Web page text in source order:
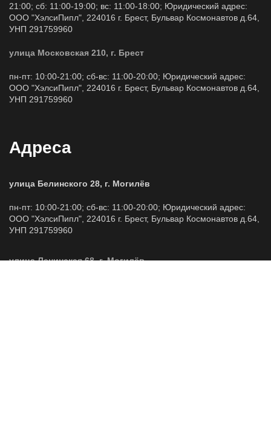
21:00; сб: 11:00-19:00; вс: 11:00-18:00; Юридический адрес:
ООО "ХэлсиПипл", 224016 г. Брест, Бульвар Космонавтов д.64,
УНП 291759960
улица Московская 210, г. Брест
пн-пт: 10:00-21:00; сб-вс: 11:00-20:00; Юридический адрес:
ООО "ХэлсиПипл", 224016 г. Брест, Бульвар Космонавтов д.64,
УНП 291759960
Адреса
улица Белинского 28, г. Могилёв
пн-пт: 10:00-21:00; сб-вс: 11:00-20:00; Юридический адрес:
ООО "ХэлсиПипл", 224016 г. Брест, Бульвар Космонавтов д.64,
УНП 291759960
улица Ленинская 68, г. Могилёв